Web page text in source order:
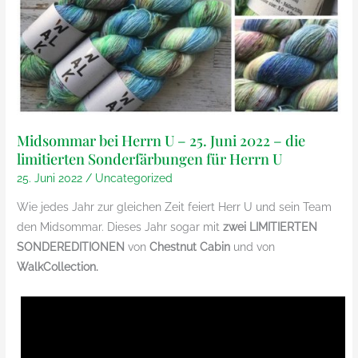
Midsommar bei Herrn U – 25. Juni 2022 – die
limitierten Sonderfärbungen für Herrn U
25. Juni 2022 / Uncategorized
Wie jedes Jahr zur gleichen Zeit feiert Herr U und sein Team
den Midsommar. Dieses Jahr sogar mitzwei LIMITIERTEN
SONDEREDITIONENvonChestnut Cabin und von
WalkCollection.